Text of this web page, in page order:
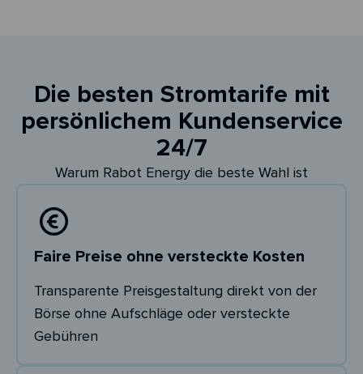
Die besten Stromtarife mit
persönlichem Kundenservice
24/7
Warum Rabot Energy die beste Wahl ist
Faire Preise ohne versteckte Kosten
Transparente Preisgestaltung direkt von der
Börse ohne Aufschläge oder versteckte
Gebühren